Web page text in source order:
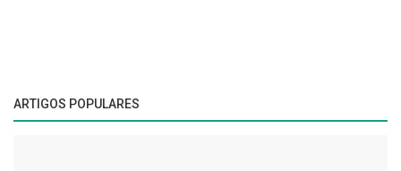
ARTIGOS POPULARES